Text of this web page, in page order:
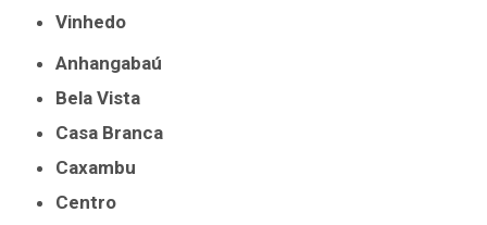
Vinhedo
Anhangabaú
Bela Vista
Casa Branca
Caxambu
Centro